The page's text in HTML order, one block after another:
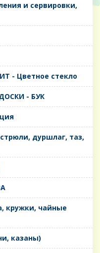
и сервировки,
- Цветное стекло
- БУК
дуршлаг, таз,
кружки, чайные
казаны)